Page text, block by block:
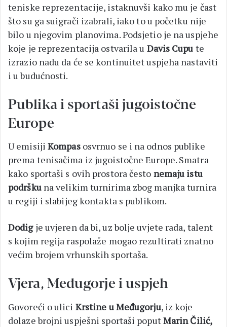
teniske reprezentacije, istaknuvši kako mu je čast
što su ga suigrači izabrali, iako to u početku nije
bilo u njegovim planovima. Podsjetio je na uspjehe
koje je reprezentacija ostvarila u Davis Cupu te
izrazio nadu da će se kontinuitet uspjeha nastaviti
i u budućnosti.
Publika i sportaši jugoistočne
Europe
U emisiji Kompasosvrnuo se i na odnos publike
prema tenisačima iz jugoistočne Europe. Smatra
kako sportaši s ovih prostora često nemaju istu
podrškuna velikim turnirima zbog manjka turnira
u regiji i slabijeg kontakta s publikom.
Dodigje uvjeren da bi, uz bolje uvjete rada, talent
s kojim regija raspolaže mogao rezultirati znatno
većim brojem vrhunskih sportaša.
Vjera, Međugorje i uspjeh
Govoreći o ulici Krstine u Međugorju, iz koje
dolaze brojni uspješni sportaši poputMarin Čilić,